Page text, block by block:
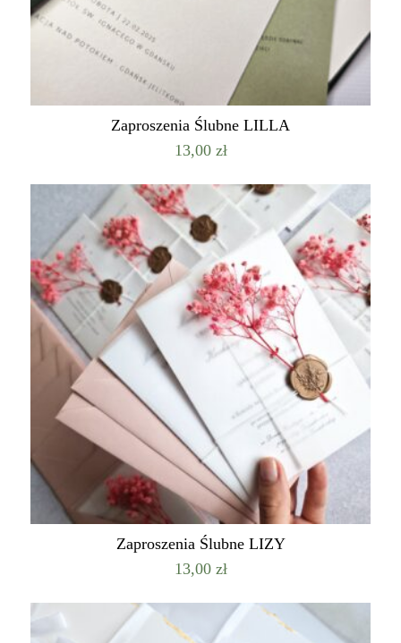
Zaproszenia Ślubne LILLA
13,00 zł
Zaproszenia Ślubne LIZY
13,00 zł